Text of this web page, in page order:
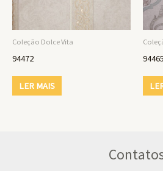
Coleção Dolce Vita
94472
LER MAIS
94465